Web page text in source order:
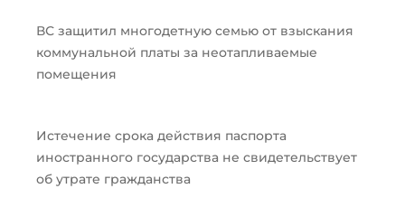
ВС защитил многодетную семью от взыскания
коммунальной платы за неотапливаемые
помещения
Истечение срока действия паспорта
иностранного государства не свидетельствует
об утрате гражданства